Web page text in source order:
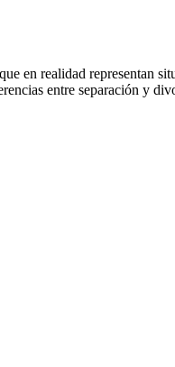
en realidad representan
entre separación y